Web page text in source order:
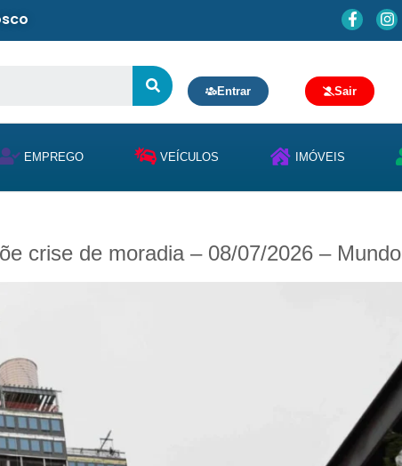
Entrar Sair
EMPREGO VEÍCULOS IMÓVEIS
crise de moradia – 08/07/2026 – Mundo